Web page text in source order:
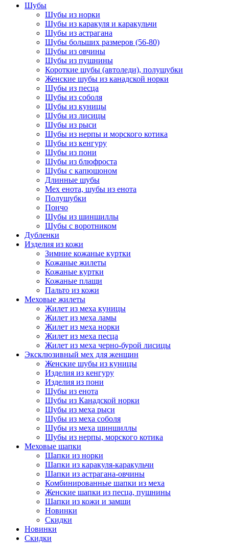
Шубы
Шубы из норки
Шубы из каракуля и каракульчи
Шубы из астрагана
Шубы больших размеров (56-80)
Шубы из овчины
Шубы из пушнины
Короткие шубы (автоледи), полушубки
Женские шубы из канадской норки
Шубы из песца
Шубы из соболя
Шубы из куницы
Шубы из лисицы
Шубы из рыси
Шубы из нерпы и морского котика
Шубы из кенгуру
Шубы из пони
Шубы из блюфроста
Шубы с капюшоном
Длинные шубы
Мех енота, шубы из енота
Полушубки
Пончо
Шубы из шиншиллы
Шубы с воротником
Дубленки
Изделия из кожи
Зимние кожаные куртки
Кожаные жилеты
Кожаные куртки
Кожаные плащи
Пальто из кожи
Меховые жилеты
Жилет из меха куницы
Жилет из меха ламы
Жилет из меха норки
Жилет из меха песца
Жилет из меха черно-бурой лисицы
Эксклюзивный мех для женщин
Женские шубы из куницы
Изделия из кенгуру
Изделия из пони
Шубы из енота
Шубы из Канадской норки
Шубы из меха рыси
Шубы из меха соболя
Шубы из меха шиншиллы
Шубы из нерпы, морского котика
Меховые шапки
Шапки из норки
Шапки из каракуля-каракульчи
Шапки из астрагана-овчины
Комбинированные шапки из меха
Женские шапки из песца, пушнины
Шапки из кожи и замши
Новинки
Скидки
Новинки
Скидки